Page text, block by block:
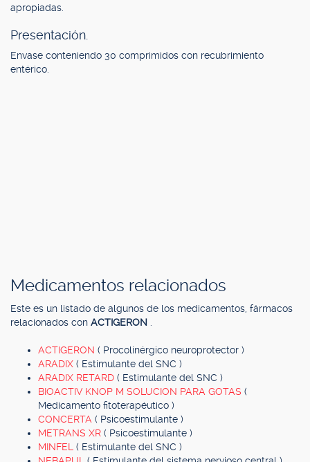
apropiadas.
Presentación.
Envase conteniendo 30 comprimidos con recubrimiento
entérico.
Medicamentos relacionados
Este es un listado de algunos de los medicamentos, fármacos
relacionados con ACTIGERON
ACTIGERON ( Procolinérgico neuroprotector )
ARADIX ( Estimulante del SNC )
ARADIX RETARD ( Estimulante del SNC )
BIOACTIV KNOP M SOLUCION PARA GOTAS (
Medicamento fitoterapéutico )
CONCERTA ( Psicoestimulante )
METRANS XR ( Psicoestimulante )
MINFEL ( Estimulante del SNC )